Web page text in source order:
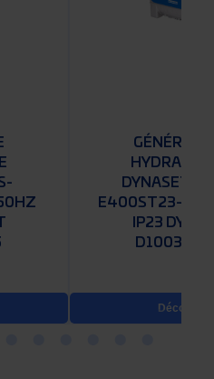
DYNASET
E400ST23-54-
IP23
Découvrir